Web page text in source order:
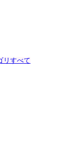
リすべて